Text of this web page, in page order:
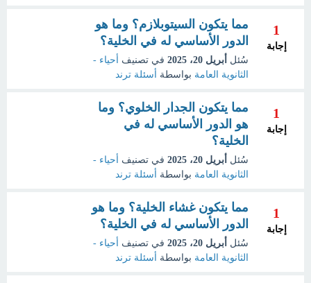
1
إجابة
مما يتكون السيتوبلازم؟ وما هو
الدور الأساسي له في الخلية؟
سُئل أبريل 20، 2025 في تصنيف
أحياء -
الثانوية العامة بواسطة أسئلة ترند
1
إجابة
مما يتكون الجدار الخلوي؟ وما
هو الدور الأساسي له في
الخلية؟
سُئل أبريل 20، 2025 في تصنيف
أحياء -
الثانوية العامة بواسطة أسئلة ترند
1
إجابة
مما يتكون غشاء الخلية؟ وما هو
الدور الأساسي له في الخلية؟
سُئل أبريل 20، 2025 في تصنيف
أحياء -
الثانوية العامة بواسطة أسئلة ترند